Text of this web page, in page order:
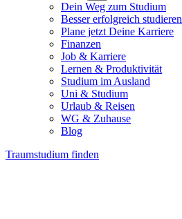
Dein Weg zum Studium
Besser erfolgreich studieren
Plane jetzt Deine Karriere
Finanzen
Job & Karriere
Lernen & Produktivität
Studium im Ausland
Uni & Studium
Urlaub & Reisen
WG & Zuhause
Blog
Traumstudium finden